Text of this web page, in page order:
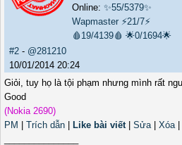
Online: ✨55/5379✨
Wapmaster ⚡21/7⚡
🩸19/4139🩸 🌟0/1694🌟
#2 - @281210
10/01/2014 20:24
Giỏi, tuy họ là tội phạm nhưng mình rất
Good
(Nokia 2690)
PM
Trích dẫn Like bài viết| Sửa| Xóa|